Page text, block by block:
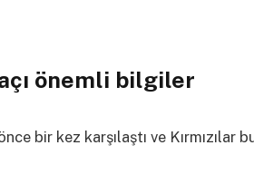
önemli bilgiler
bir kez karşılaştı ve Kırmızılar